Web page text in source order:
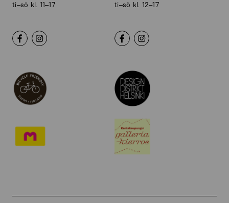
ti–sö kl. 11–17
ti–sö kl. 12–17